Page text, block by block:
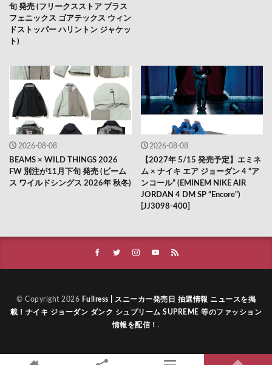
旬 発売 (フリークスストア プラス
フェニックス ゴアテックス ウィン
ドストッパー ハリントン ジャケッ
ト)
2026-08-08
BEAMS × WILD THINGS 2026
FW 別注が11月下旬 発売 (ビーム
ス ワイルドシングス 2026年 秋冬)
2026-08-08
【2027年 5/15 発売予定】エミネ
ム × ナイキ エア ジョーダン 4 “ア
ンコール” (EMINEM NIKE AIR
JORDAN 4 DM SP “Encore”)
[JJ3098-400]
© Copyright 2026 Fullress | スニーカー発売日 抽選情報 ニュースを掲
載！ナイキ ジョーダン ダンク シュプリーム SUPREME 等のファッション
情報を配信！ .